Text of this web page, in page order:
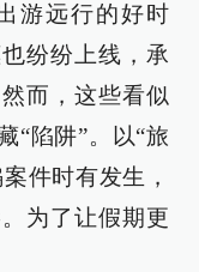
游远行的好时
纷纷上线，承
而，这些看似
“陷阱”。以“旅
件时有发生，
为了让假期更